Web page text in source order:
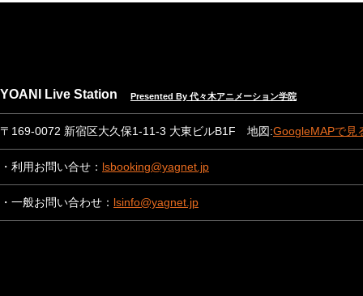
YOANI Live Station Presented By 代々木アニメーション学院
〒169-0072 新宿区大久保1-11-3 大東ビルB1F 地図:GoogleMAPで見
・利用お問い合せ： lsbooking@yagnet.jp
・一般お問い合わせ： lsinfo@yagnet.jp